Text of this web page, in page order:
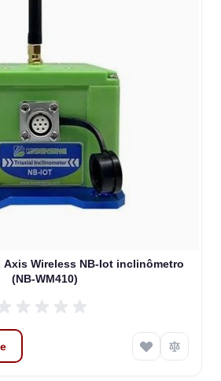
Axis Wireless NB-Iot inclinômetro
(NB-WM410)